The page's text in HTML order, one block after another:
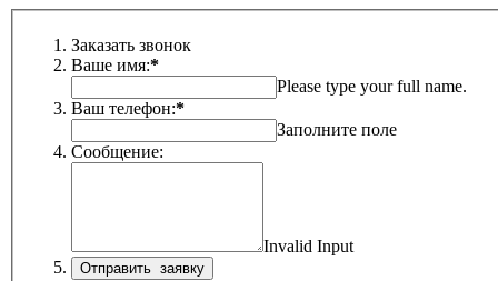
Заказать звонок
Ваше имя:*
Please type your full name.
Ваш телефон:*
Заполните поле
Сообщение:
Invalid Input